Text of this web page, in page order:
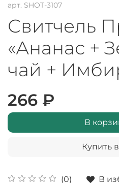
арт. SHOT-3107
Свитчель
«Ананас +
чай +
(0)
В
266 ₽
В
Купить